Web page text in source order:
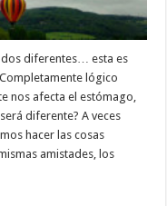
diferentes… esta es
lógico
nos afecta el estómago,
diferente? A veces
hacer las cosas
amistades, los